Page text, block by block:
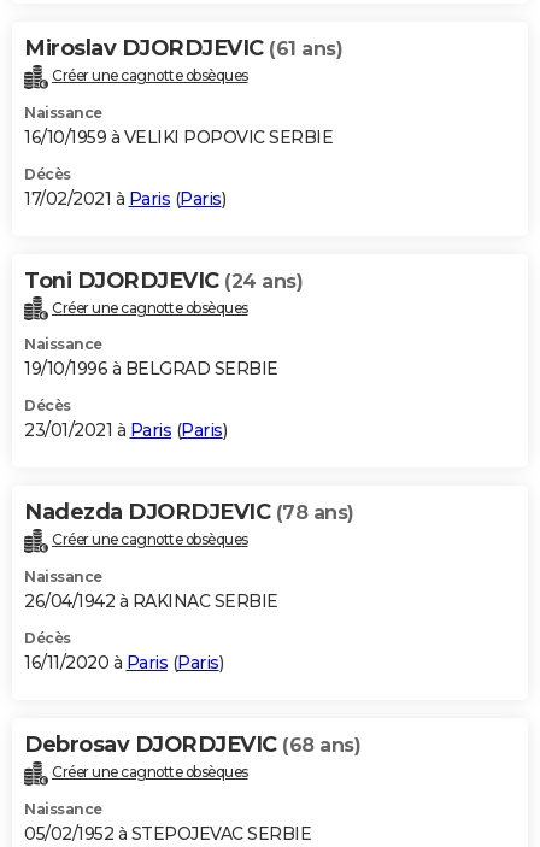
Miroslav DJORDJEVIC (61 ans)
Créer une cagnotte obsèques
Naissance
16/10/1959 à VELIKI POPOVIC SERBIE
Décès
17/02/2021 à Paris (Paris)
Toni DJORDJEVIC (24 ans)
Créer une cagnotte obsèques
Naissance
19/10/1996 à BELGRAD SERBIE
Décès
23/01/2021 à Paris (Paris)
Nadezda DJORDJEVIC (78 ans)
Créer une cagnotte obsèques
Naissance
26/04/1942 à RAKINAC SERBIE
Décès
16/11/2020 à Paris (Paris)
Debrosav DJORDJEVIC (68 ans)
Créer une cagnotte obsèques
Naissance
05/02/1952 à STEPOJEVAC SERBIE